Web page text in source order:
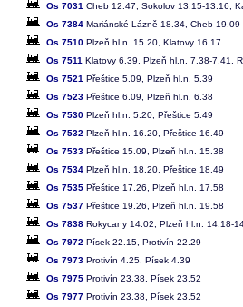
Os 7031 Cheb 12.47, Sokolov 13.15-13.16,
Os 7384 Mariánské Lázně 18.34, Cheb 19.09
Os 7510 Plzeň hl.n. 15.20, Klatovy 16.17
Os 7511 Klatovy 6.39, Plzeň hl.n. 7.38-7.41,
Os 7521 Přeštice 5.09, Plzeň hl.n. 5.39
Os 7523 Přeštice 6.09, Plzeň hl.n. 6.38
Os 7530 Plzeň hl.n. 5.20, Přeštice 5.49
Os 7532 Plzeň hl.n. 16.20, Přeštice 16.49
Os 7533 Přeštice 15.09, Plzeň hl.n. 15.38
Os 7534 Plzeň hl.n. 18.20, Přeštice 18.49
Os 7535 Přeštice 17.26, Plzeň hl.n. 17.58
Os 7537 Přeštice 19.26, Plzeň hl.n. 19.58
Os 7838 Rokycany 14.02, Plzeň hl.n. 14.18-
Os 7972 Písek 22.15, Protivín 22.29
Os 7973 Protivín 4.25, Písek 4.39
Os 7975 Protivín 23.38, Písek 23.52
Os 7977 Protivín 23.38, Písek 23.52